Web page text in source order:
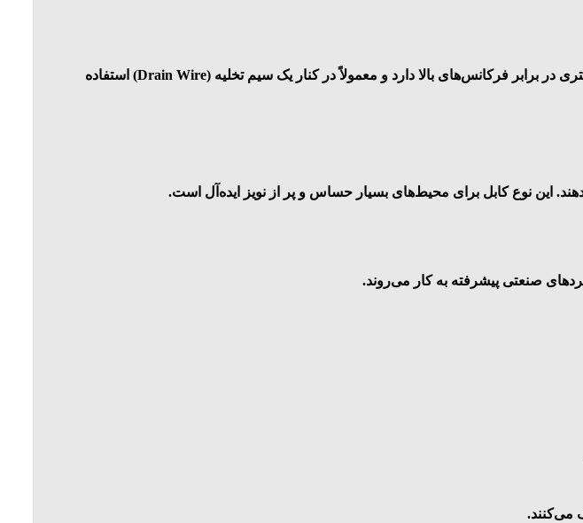
شیلد این کابل‌ها از یک لایه نازک فویل آلومینیومی ساخته شده است. این نوع شیلد محافظت بیشتری در برابر فرکانس‌های بالا دارد و معمولاً در کنار یک سیم تخلیه (Drain Wire) استفاده
این نوع کابل برای محیط‌های بسیار حساس و پر از نویز ایده‌آل است.
صنعتی پیشرفته به کار می‌روند.